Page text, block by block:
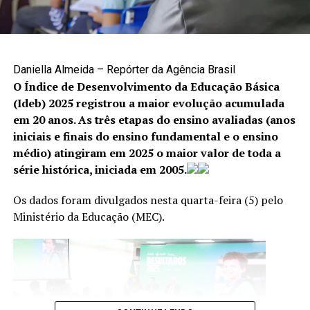
A denúncia é uma das principais formas de interromper
canais disponíveis são:
Cisdeca – Disque 125: atendimento gratuito, de
segunda a sexta-feira, das 8h às 18h, com
atendimento 24 horas aos finais de semana e
feriados;
Disque 100: atendimento gratuito, 24 horas por dia,
Centro Integrado 18 de Maio: (61) 2244-1512 e
Daniella Almeida – Repórter da Agência Brasil
O Índice de Desenvolvimento da Educação Básica
(Ideb) 2025 registrou a maior evolução acumulada
em 20 anos. As três etapas do ensino avaliadas (anos
iniciais e finais do ensino fundamental e o ensino
médio) atingiram em 2025 o maior valor de toda a
série histórica, iniciada em 2005.
Os dados foram divulgados nesta quarta-feira (5) pelo
Ministério da Educação (MEC).